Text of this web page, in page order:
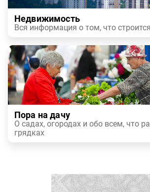
Недвижимость
Вся информация о том, что
Пора на дачу
О садах, огородах и обо всем, что
грядках